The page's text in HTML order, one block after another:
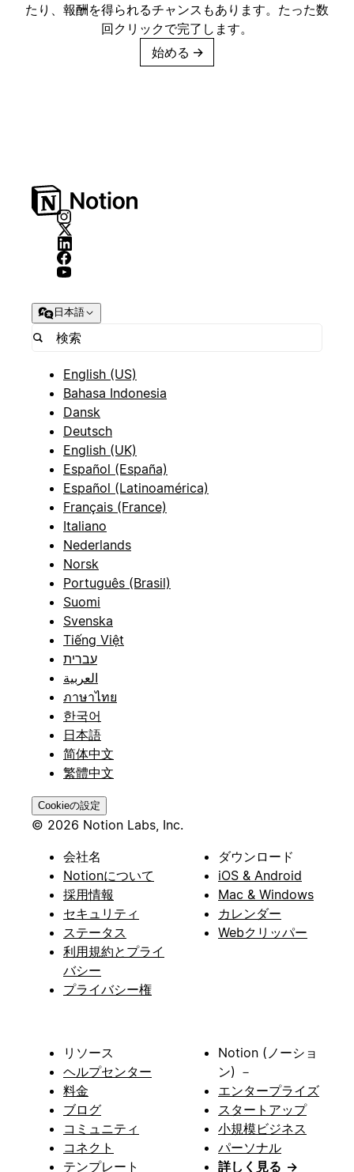
たり、報酬を得られるチャンスもあります。たった数
回クリックで完了します。
始める →
日本語
English (US)
Bahasa Indonesia
Dansk
Deutsch
English (UK)
Español (España)
Español (Latinoamérica)
Français (France)
Italiano
Nederlands
Norsk
Português (Brasil)
Suomi
Svenska
Tiếng Việt
עברית
العربية
ภาษาไทย
한국어
日本語
简体中文
繁體中文
Cookieの設定
© 2026 Notion Labs, Inc.
会社名
Notionについて
採用情報
セキュリティ
ステータス
利用規約とプライ
バシー
プライバシー権
ダウンロード
iOS & Android
Mac & Windows
カレンダー
Webクリッパー
リソース
ヘルプセンター
料金
ブログ
コミュニティ
コネクト
テンプレート
Notion (ノーショ
ン) －
エンタープライズ
スタートアップ
小規模ビジネス
パーソナル
詳しく見る →